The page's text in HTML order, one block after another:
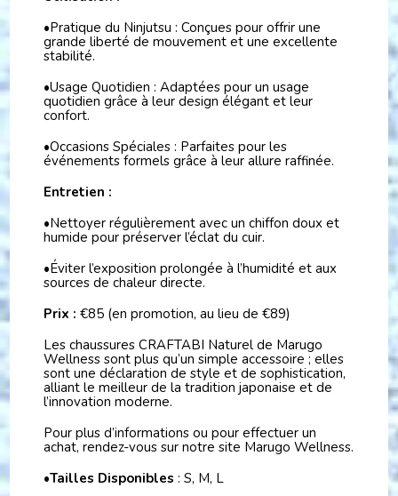
•Pratique du Ninjutsu : Conçues pour offrir une
grande liberté de mouvement et une excellente
stabilité.
•Usage Quotidien : Adaptées pour un usage
quotidien grâce à leur design élégant et leur
confort.
•Occasions Spéciales : Parfaites pour les
événements formels grâce à leur allure raffinée.
Entretien :
•Nettoyer régulièrement avec un chiffon doux et
humide pour préserver l’éclat du cuir.
•Éviter l’exposition prolongée à l’humidité et aux
sources de chaleur directe.
Prix : €85 (en promotion, au lieu de €89)
Les chaussures CRAFTABI Naturel de Marugo
Wellness sont plus qu’un simple accessoire ; elles
sont une déclaration de style et de sophistication,
alliant le meilleur de la tradition japonaise et de
l’innovation moderne.
Pour plus d’informations ou pour effectuer un
achat, rendez-vous sur notre site Marugo Wellness.
•Tailles Disponibles : S, M, L